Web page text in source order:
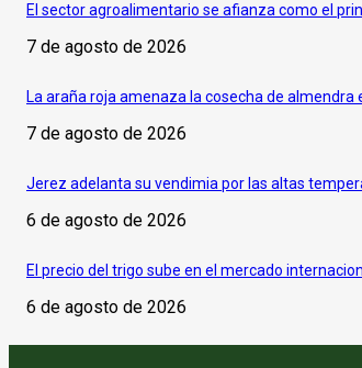
El sector agroalimentario se afianza como el
7 de agosto de 2026
La araña roja amenaza la cosecha de almendra
7 de agosto de 2026
Jerez adelanta su vendimia por las altas
6 de agosto de 2026
El precio del trigo sube en el mercado
6 de agosto de 2026